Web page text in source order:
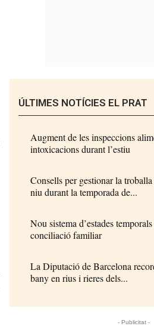
ÚLTIMES NOTÍCIES EL PRAT
Augment de les inspeccions
intoxicacions durant l’estiu
Consells per gestionar la
niu durant la temporada de...
Nou sistema d’estades
conciliació familiar
La Diputació de Barcelona
bany en rius i rieres dels...
- Publicitat -